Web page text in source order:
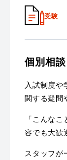
受験
個別相
入試制度や
関する疑問
「こんな
容でも大歓
スタッフが